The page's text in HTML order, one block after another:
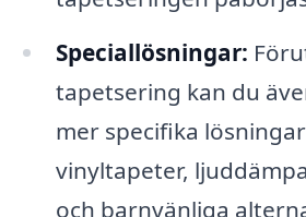
Speciallösningar:
tapetsering kan du
mer specifika
vinyltapeter,
och barnvänliga